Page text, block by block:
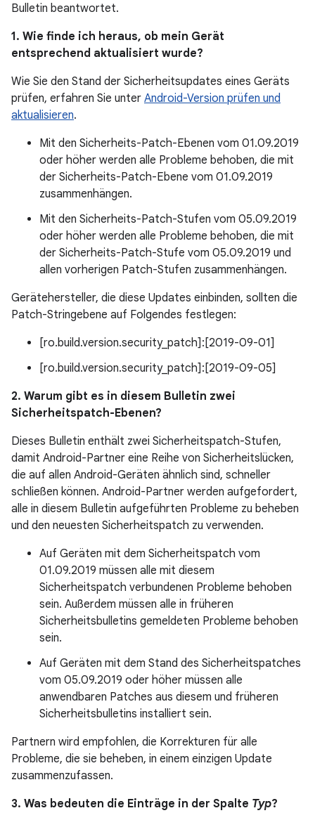
Bulletin beantwortet.
1. Wie finde ich heraus, ob mein Gerät
entsprechend aktualisiert wurde?
Wie Sie den Stand der Sicherheitsupdates eines Geräts
prüfen, erfahren Sie unter Android-Version prüfen und
aktualisieren.
Mit den Sicherheits-Patch-Ebenen vom 01.09.2019
oder höher werden alle Probleme behoben, die mit
der Sicherheits-Patch-Ebene vom 01.09.2019
zusammenhängen.
Mit den Sicherheits-Patch-Stufen vom 05.09.2019
oder höher werden alle Probleme behoben, die mit
der Sicherheits-Patch-Stufe vom 05.09.2019 und
allen vorherigen Patch-Stufen zusammenhängen.
Gerätehersteller, die diese Updates einbinden, sollten die
Patch-Stringebene auf Folgendes festlegen:
[ro.build.version.security_patch]:[2019-09-01]
[ro.build.version.security_patch]:[2019-09-05]
2. Warum gibt es in diesem Bulletin zwei
Sicherheitspatch-Ebenen?
Dieses Bulletin enthält zwei Sicherheitspatch-Stufen,
damit Android-Partner eine Reihe von Sicherheitslücken,
die auf allen Android-Geräten ähnlich sind, schneller
schließen können. Android-Partner werden aufgefordert,
alle in diesem Bulletin aufgeführten Probleme zu beheben
und den neuesten Sicherheitspatch zu verwenden.
Auf Geräten mit dem Sicherheitspatch vom
01.09.2019 müssen alle mit diesem
Sicherheitspatch verbundenen Probleme behoben
sein. Außerdem müssen alle in früheren
Sicherheitsbulletins gemeldeten Probleme behoben
sein.
Auf Geräten mit dem Stand des Sicherheitspatches
vom 05.09.2019 oder höher müssen alle
anwendbaren Patches aus diesem und früheren
Sicherheitsbulletins installiert sein.
Partnern wird empfohlen, die Korrekturen für alle
Probleme, die sie beheben, in einem einzigen Update
zusammenzufassen.
3. Was bedeuten die Einträge in der Spalte Typ?